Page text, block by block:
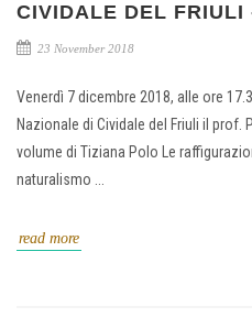
CIVIDALE DEL FRIULI
23 November 2018
Venerdì 7 dicembre 2018, alle ore
Nazionale di Cividale del Friuli il prof.
volume di Tiziana Polo Le
naturalismo ...
read more